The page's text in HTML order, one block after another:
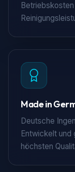
Made in
Deutsche
Entwickelt und
höchsten